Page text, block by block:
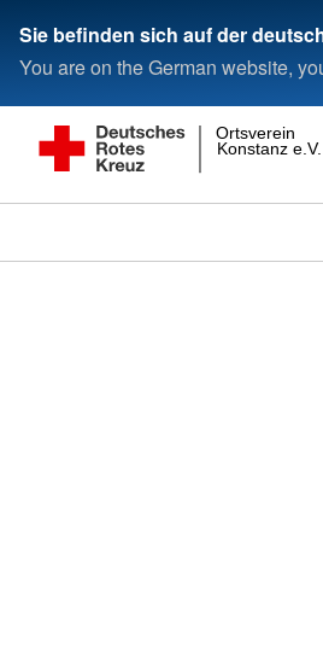
Sie befinden sich auf der
You are on the German website,
Konstanz e.V.
Ortsverein